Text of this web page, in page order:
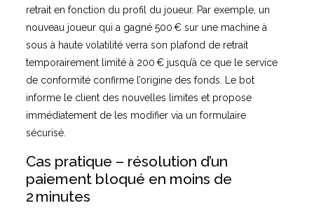
retrait en fonction du profil du joueur. Par exemple, un
nouveau joueur qui a gagné 500 € sur une machine à
sous à haute volatilité verra son plafond de retrait
temporairement limité à 200 € jusqu’à ce que le service
de conformité confirme l’origine des fonds. Le bot
informe le client des nouvelles limites et propose
immédiatement de les modifier via un formulaire
sécurisé.
Cas pratique – résolution d’un
paiement bloqué en moins de
2 minutes